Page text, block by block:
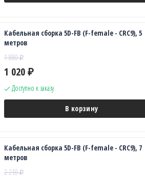
Кабельная сборка 5D-FB (F-female - CRC9), 5
метров
1 880₽
1 020 ₽
Доступно к заказу
В корзину
Кабельная сборка 5D-FB (F-female - CRC9), 7
метров
2 210₽